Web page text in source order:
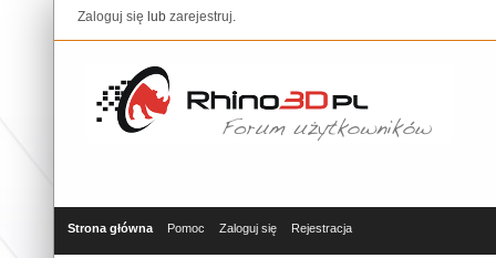
Zaloguj się lub zarejestruj.
Strona główna Pomoc Zaloguj się Rejestracja